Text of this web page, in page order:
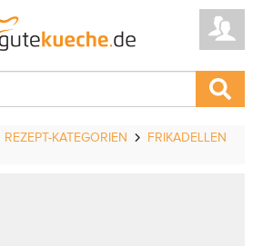
REZEPT-KATEGORIEN
FRIKADELLEN